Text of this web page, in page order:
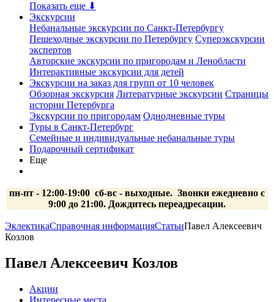
Показать еще ⬇
Экскурсии
Небанальные экскурсии по Санкт-Петербургу
Пешеходные экскурсии по Петербургу Суперэкскурсии
экспертов
Авторские экскурсии по пригородам и Ленобласти
Интерактивные экскурсии для детей
Экскурсии на заказ для групп от 10 человек
Обзорная экскурсия Литературные экскурсии Страницы
истории Петербурга
Экскурсии по пригородам Однодневные туры
Туры в Санкт-Петербург
Семейные и индивидуальные небанальные туры
Подарочный сертификат
Еще
пн-пт - 12:00-19:00 сб-вс - выходные. Звонки ежедневно с
9:00 до 21:00. Дождитесь переадресации.
ЭклектикаСправочная информацияСтатьиПавел Алексеевич
Козлов
Павел Алексеевич Козлов
Акции
Интересные места